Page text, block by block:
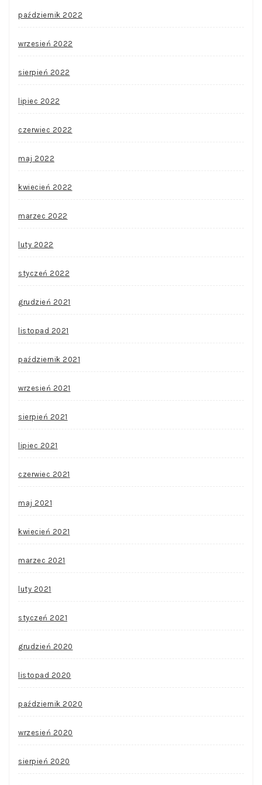
październik 2022
wrzesień 2022
sierpień 2022
lipiec 2022
czerwiec 2022
maj 2022
kwiecień 2022
marzec 2022
luty 2022
styczeń 2022
grudzień 2021
listopad 2021
październik 2021
wrzesień 2021
sierpień 2021
lipiec 2021
czerwiec 2021
maj 2021
kwiecień 2021
marzec 2021
luty 2021
styczeń 2021
grudzień 2020
listopad 2020
październik 2020
wrzesień 2020
sierpień 2020